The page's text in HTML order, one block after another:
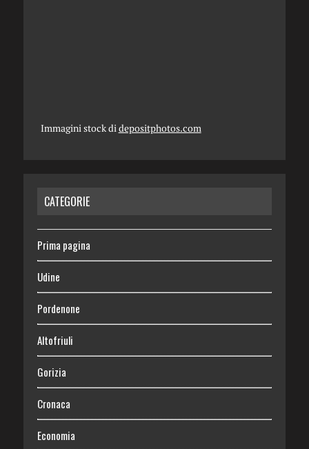
Immagini stock di depositphotos.com
CATEGORIE
Prima pagina
Udine
Pordenone
Altofriuli
Gorizia
Cronaca
Economia